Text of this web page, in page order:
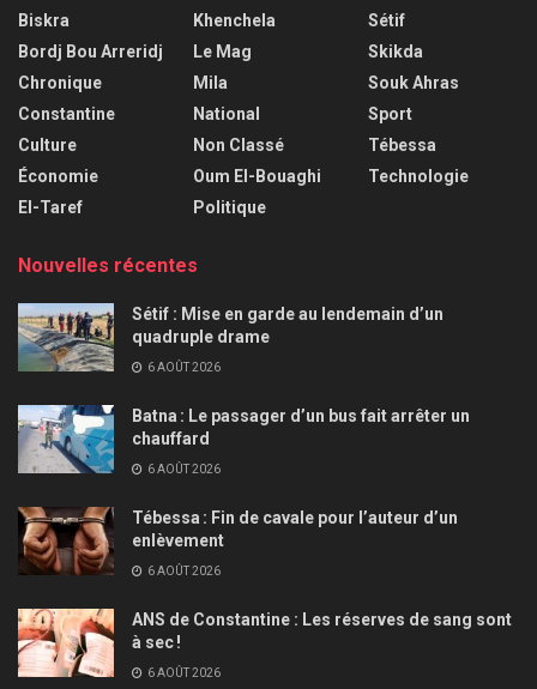
Biskra
Bordj Bou Arreridj
Chronique
Constantine
Culture
Économie
El-Taref
Khenchela
Le Mag
Mila
National
Non Classé
Oum El-Bouaghi
Politique
Sétif
Skikda
Souk Ahras
Sport
Tébessa
Technologie
Nouvelles récentes
Sétif : Mise en garde au lendemain d’un
quadruple drame
6 AOÛT 2026
Batna : Le passager d’un bus fait arrêter un
chauffard
6 AOÛT 2026
Tébessa : Fin de cavale pour l’auteur d’un
enlèvement
6 AOÛT 2026
ANS de Constantine : Les réserves de sang sont
à sec !
6 AOÛT 2026